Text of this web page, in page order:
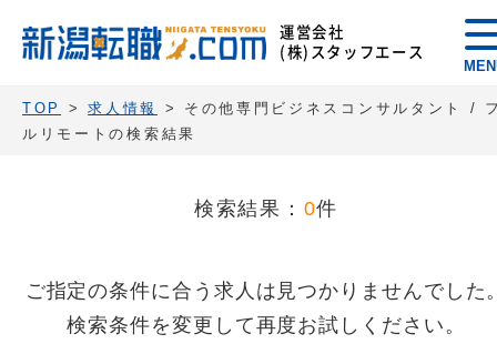
運営会社
(株)スタッフエース
TOP >求人情報
> その他専門ビジネスコンサルタント /
ルリモートの検索結果
検索結果： 0件
ご指定の条件に合う求人は見つかりませんでした
検索条件を変更して再度お試しください。